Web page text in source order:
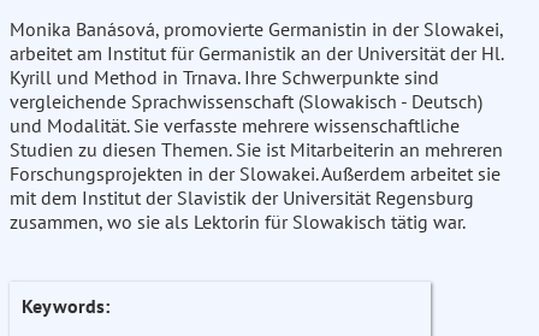
Monika Banásová, promovierte Germanistin in der Slowakei,
arbeitet am Institut für Germanistik an der Universität der Hl.
Kyrill und Method in Trnava. Ihre Schwerpunkte sind
vergleichende Sprachwissenschaft (Slowakisch - Deutsch)
und Modalität. Sie verfasste mehrere wissenschaftliche
Studien zu diesen Themen. Sie ist Mitarbeiterin an mehreren
Forschungsprojekten in der Slowakei. Außerdem arbeitet sie
mit dem Institut der Slavistik der Universität Regensburg
zusammen, wo sie als Lektorin für Slowakisch tätig war.
Keywords: